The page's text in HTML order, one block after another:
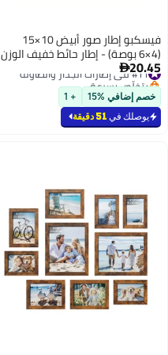
فيسكبو إطار صور أبيض 10×15
(4×6 بوصة) - إطار حائط خفيف الوزن
بواجهة بلاستيكية مقاومة للكسر،
عرض أفقي وعمودي، إطار صور
عصري بسيط للمنزل والمكتب
وغرفة الأطفال
20.45
#11 في إطارات الجدار والطاولة
بتخلّص بسرعة
#11 في إطارات الجدار والطاولة
خصم إضافي %15 + 1
يوصلك في 51 دقيقة